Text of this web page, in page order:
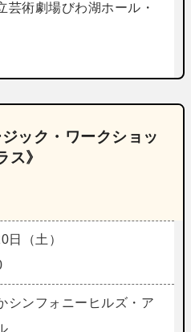
芸術劇場びわ湖ホール・
ック・ワークショッ
》
日（土）
シンフォニーヒルズ・ア